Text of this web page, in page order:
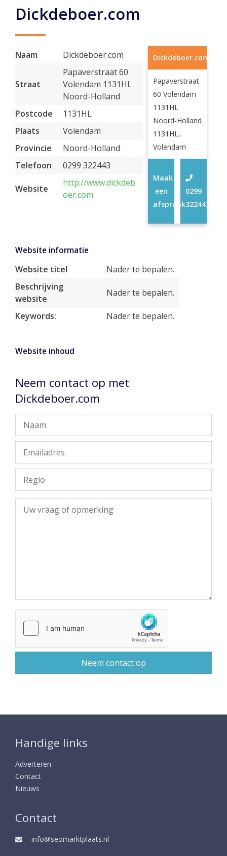
Dickdeboer.com
Naam Dickdeboer.com
Straat
Papaverstraat 60
Volendam 1131HL
Noord-Holland
Postcode
1131HL
Plaats
Volendam
Provincie
Noord-Holland
Telefoon
0299 322443
Website
http://www.dickdeb
oer.com
Dickdeboer.com
Papaverstraat
60 Volendam
1131HL
Noord-Holland
1131HL,
Volendam
0299
322443
Maak
een
afspraak
Website informatie
Website titel
Nader te bepalen.
Beschrijving
website
Nader te bepalen.
Keywords: Nader te bepalen.
Website inhoud
Neem contact op met
Dickdeboer.com
Handige links
Adverteren
Contact
Nieuws
Contact
info@seomarktplaats.nl